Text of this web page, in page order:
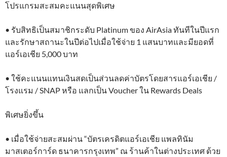
โปรแกรมสะสมคะแนนสุดพิเศษ
• รับสิทธิเป็นสมาชิกระดับ Platinum ของ AirAsia ทันทีในปีแรก
และรักษาสถานะในปีต่อไปเมื่อใช้จ่าย 1 แสนบาทและมียอดที่
แอร์เอเชีย 5,000 บาท
• ใช้คะแนนแทนเงินสดเป็นส่วนลดค่าบัตรโดยสารแอร์เอเชีย /
โรงแรม / SNAP หรือ แลกเป็น Voucher ใน Rewards Deals
พิเศษยิ่งขึ้น
• เมื่อใช้จ่ายสะสมผ่าน “บัตรเครดิตแอร์เอเชีย แพลทินัม
มาสเตอร์การ์ด ธนาคารกรุงเทพ” ณ ร้านค้าในต่างประเทศ ด้วย